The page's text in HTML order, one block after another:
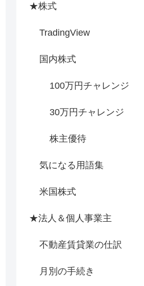
★株式
TradingView
国内株式
100万円チャレンジ
30万円チャレンジ
株主優待
気になる用語集
米国株式
★法人＆個人事業主
不動産賃貸業の仕訳
月別の手続き